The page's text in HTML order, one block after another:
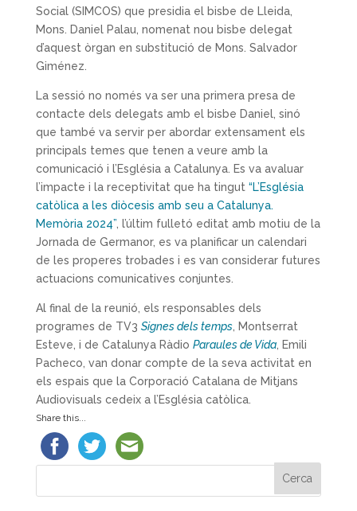
Social (SIMCOS) que presidia el bisbe de Lleida,
Mons. Daniel Palau, nomenat nou bisbe delegat
d’aquest òrgan en substitució de Mons. Salvador
Giménez.
La sessió no només va ser una primera presa de
contacte dels delegats amb el bisbe Daniel, sinó
que també va servir per abordar extensament els
principals temes que tenen a veure amb la
comunicació i l’Església a Catalunya. Es va avaluar
l’impacte i la receptivitat que ha tingut “L’Església
catòlica a les diòcesis amb seu a Catalunya.
Memòria 2024”, l’últim fulletó editat amb motiu de la
Jornada de Germanor, es va planificar un calendari
de les properes trobades i es van considerar futures
actuacions comunicatives conjuntes.
Al final de la reunió, els responsables dels
programes de TV3 Signes dels temps, Montserrat
Esteve, i de Catalunya Ràdio Paraules de Vida, Emili
Pacheco, van donar compte de la seva activitat en
els espais que la Corporació Catalana de Mitjans
Audiovisuals cedeix a l’Església catòlica.
Share this...